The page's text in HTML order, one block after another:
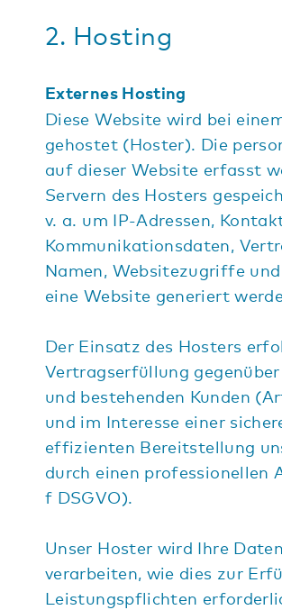
2. Hosting
Externes Hosting
Diese Website wird bei
gehostet (Hoster). Die
auf dieser Website erfasst
Servern des Hosters
v. a. um IP-Adressen,
Kommunikationsdaten,
Namen, Websitezugriffe
eine Website generiert
Der Einsatz des Hosters
Vertragserfüllung
und bestehenden Kunden
und im Interesse einer
effizienten Bereitstellung
durch einen professionellen
f DSGVO).
Unser Hoster wird Ihre
verarbeiten, wie dies zur
Leistungspflichten